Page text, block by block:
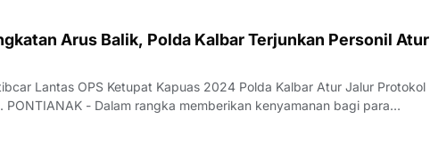
Arus Balik, Polda Kalbar Terjunkan Personil Atur
Lantas OPS Ketupat Kapuas 2024 Polda Kalbar Atur Jalur Protokol
PONTIANAK - Dalam rangka memberikan kenyamanan bagi para